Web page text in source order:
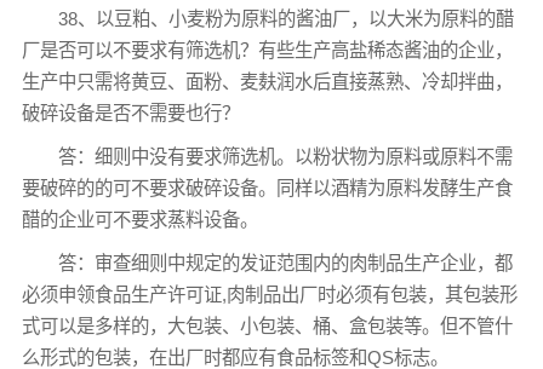
38、以豆粕、小麦粉为原料的酱油厂，以大米为原料的醋
厂是否可以不要求有筛选机？有些生产高盐稀态酱油的企业，
生产中只需将黄豆、面粉、麦麸润水后直接蒸熟、冷却拌曲，
破碎设备是否不需要也行？
答：细则中没有要求筛选机。以粉状物为原料或原料不需
要破碎的的可不要求破碎设备。同样以酒精为原料发酵生产食
醋的企业可不要求蒸料设备。
答：审查细则中规定的发证范围内的肉制品生产企业，都
必须申领食品生产许可证,肉制品出厂时必须有包装，其包装形
式可以是多样的，大包装、小包装、桶、盒包装等。但不管什
么形式的包装，在出厂时都应有食品标签和QS标志。